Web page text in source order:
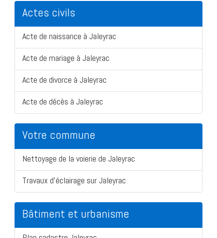
Actes civils
Acte de naissance à Jaleyrac
Acte de mariage à Jaleyrac
Acte de divorce à Jaleyrac
Acte de décès à Jaleyrac
Votre commune
Nettoyage de la voierie de Jaleyrac
Travaux d'éclairage sur Jaleyrac
Bâtiment et urbanisme